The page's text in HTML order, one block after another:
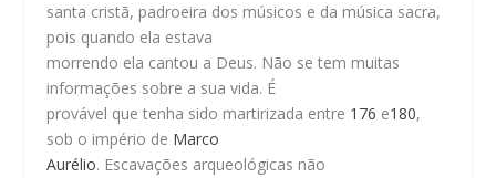
santa cristã, padroeira dos músicos e da música sacra,
pois quando ela estava
morrendo ela cantou a Deus. Não se tem muitas
informações sobre a sua vida. É
provável que tenha sido martirizada entre 176 e180,
sob o império de Marco
Aurélio. Escavações arqueológicas não